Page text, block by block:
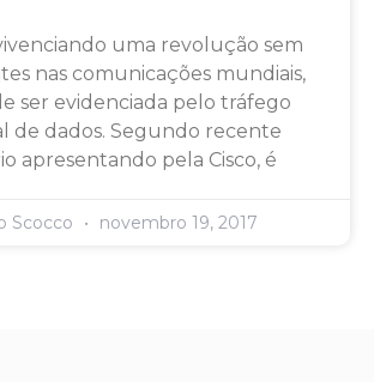
uma revolução sem
nas comunicações mundiais,
ser evidenciada pelo tráfego
de dados. Segundo recente
apresentando pela Cisco, é
Scocco novembro 19, 2017